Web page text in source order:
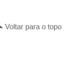
Voltar para o topo